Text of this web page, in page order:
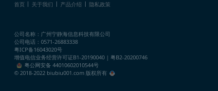
首页 关于我们 产品介绍 隐私政策
公司名称：广州宁静海信息科技有限公司
公司电话：0571-26883338
粤ICP备16043020号
增值电信业务经营许可证B1-20190040 | 粤B2-20200746
粤公网安备 44010602010544号
© 2018-2022 biubiu001.com 版权所有